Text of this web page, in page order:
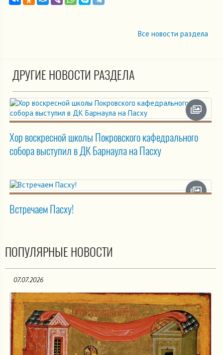
Все новости раздела
ДРУГИЕ НОВОСТИ РАЗДЕЛА
Хор воскресной школы Покровского кафедрального
собора выступил в ДК Барнаула на Пасху
Встречаем Пасху!
ПОПУЛЯРНЫЕ НОВОСТИ
07.07.2026